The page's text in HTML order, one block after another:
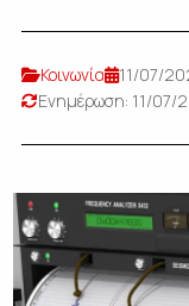
Κοινωνία
11/07/
Ενημέρωση: 11/07/